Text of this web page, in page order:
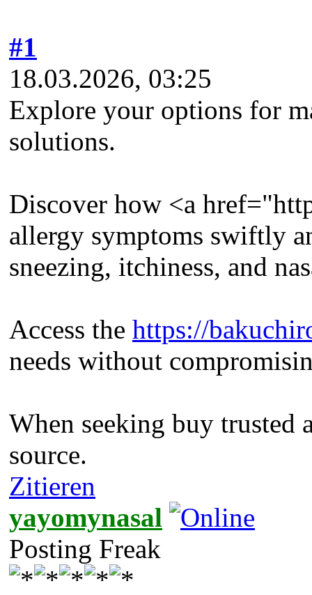
#1
18.03.2026, 03:25
Explore your options for
solutions.
Discover how <a
allergy symptoms swiftly
sneezing, itchiness, and
Access the https://
needs without
When seeking buy
source.
Zitieren
yayomynasal
Posting Freak